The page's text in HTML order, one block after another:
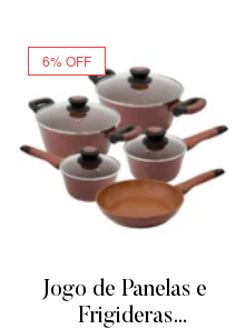
6% OFF
Jogo de Panelas e
Frigideras